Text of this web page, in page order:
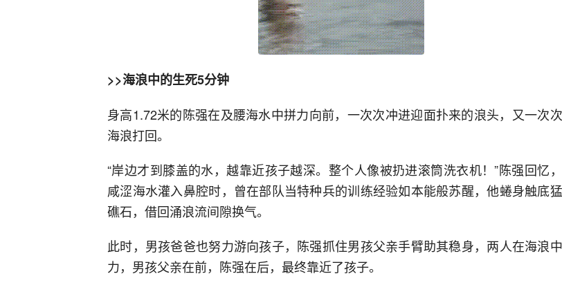
>>海浪中的生死5分钟
身高1.72米的陈强在及腰海水中拼力向前，一次次冲进迎面扑来的浪头，又一次
海浪打回。
“岸边才到膝盖的水，越靠近孩子越深。整个人像被扔进滚筒洗衣机！”陈强回忆
咸涩海水灌入鼻腔时，曾在部队当特种兵的训练经验如本能般苏醒，他蜷身触底
礁石，借回涌浪流间隙换气。
此时，男孩爸爸也努力游向孩子，陈强抓住男孩父亲手臂助其稳身，两人在海浪
力，男孩父亲在前，陈强在后，最终靠近了孩子。